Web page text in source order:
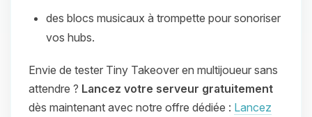
des blocs musicaux à trompette pour sonoriser
vos hubs.
Envie de tester Tiny Takeover en multijoueur sans
attendre ? Lancez votre serveur gratuitement
dès maintenant avec notre offre dédiée : Lancez